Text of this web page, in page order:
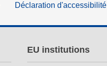
Déclaration d'accessibilité
EU institutions